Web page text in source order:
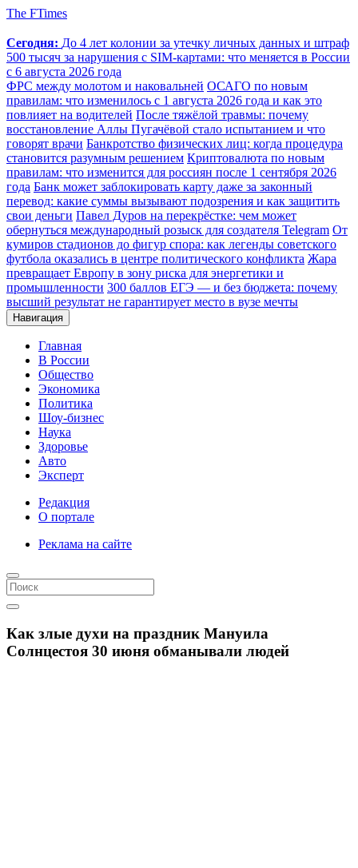
The FTimes
Сегодня: До 4 лет колонии за утечку личных данных и штраф
500 тысяч за нарушения с SIM-картами: что меняется в России
с 6 августа 2026 года
ФРС между молотом и наковальней ОСАГО по новым
правилам: что изменилось с 1 августа 2026 года и как это
повлияет на водителей После тяжёлой травмы: почему
восстановление Аллы Пугачёвой стало испытанием и что
говорят врачи Банкротство физических лиц: когда процедура
становится разумным решением Криптовалюта по новым
правилам: что изменится для россиян после 1 сентября 2026
года Банк может заблокировать карту даже за законный
перевод: какие суммы вызывают подозрения и как защитить
свои деньги Павел Дуров на перекрёстке: чем может
обернуться международный розыск для создателя Telegram От
кумиров стадионов до фигур спора: как легенды советского
футбола оказались в центре политического конфликта Жара
превращает Европу в зону риска для энергетики и
промышленности 300 баллов ЕГЭ — и без бюджета: почему
высший результат не гарантирует место в вузе мечты
Навигация
Главная
В России
Общество
Экономика
Политика
Шоу-бизнес
Наука
Здоровье
Авто
Эксперт
Редакция
О портале
Реклама на сайте
Как злые духи на праздник Мануила
Солнцестоя 30 июня обманывали людей